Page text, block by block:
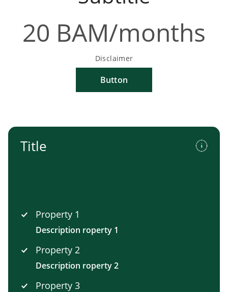
20 BAM/months
Disclaimer
Button
Title
Property 1
Description roperty 1
Property 2
Description roperty 2
Property 3